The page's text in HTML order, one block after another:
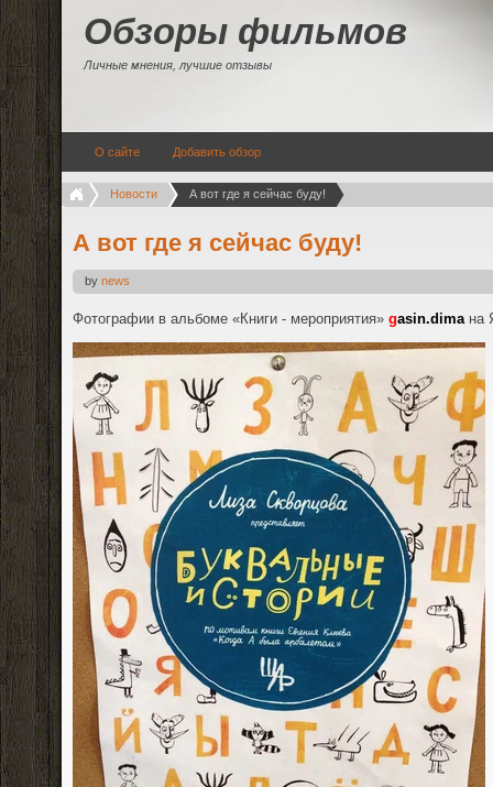
Обзоры фильмов
Личные мнения, лучшие отзывы
О сайте Добавить обзор
Новости А вот где я сейчас буду!
А вот где я сейчас буду!
by news
Фотографии в альбоме «Книги - мероприятия» gasin.dima на